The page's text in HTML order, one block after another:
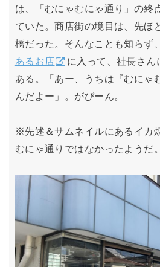
は、「むにゃむにゃ通り」の終
ていた。商店街の境目は、先ほ
橋だった。そんなことも知らず
あるお店
に入って、社長さ
ある。「あー、うちは『むにゃ
んだよー」。がびーん。
※先述＆サムネイルにあるイカ
むにゃ通りではなかったようだ。